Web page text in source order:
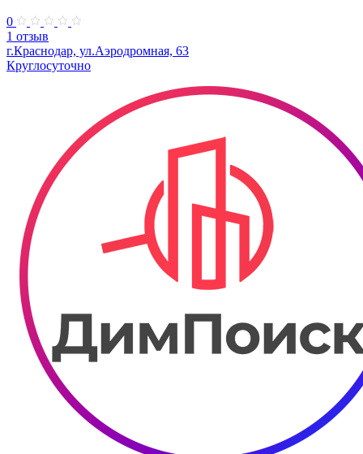
0
1 отзыв
г.Краснодар, ул.Аэродромная, 63
Круглосуточно